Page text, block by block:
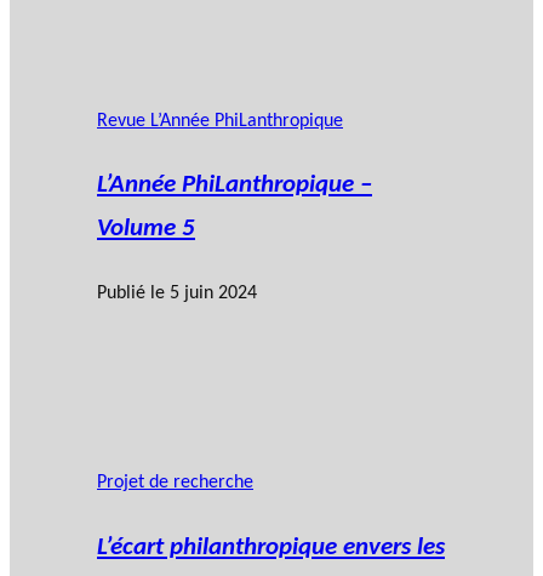
Revue L’Année PhiLanthropique
L’Année PhiLanthropique –
Volume 5
Publié le 5 juin 2024
Projet de recherche
L’écart philanthropique envers les